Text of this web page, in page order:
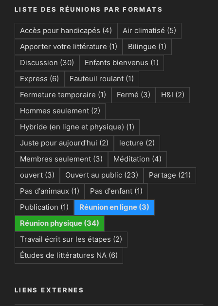
LISTE DES RÉUNIONS PAR FORMATS
Accès pour handicapés (4) Air climatisé (5)
Apporter votre littérature (1) Bilingue (1)
Discussion (30) Enfants bienvenus (1)
Express (6) Fauteuil roulant (1)
Fermeture temporaire (1) Fermé (3) H&I (2)
Hommes seulement (2)
Hybride (en ligne et physique) (1)
Juste pour aujourd'hui (2) lecture (2)
Membres seulement (3) Méditation (4)
ouvert (3) Ouvert au public (23) Partage (21)
Pas d'animaux (1) Pas d'enfant (1)
Publication (1) Réunion en ligne (3)
Réunion physique (34)
Travail écrit sur les étapes (2)
Études de littératures NA (6)
LIENS EXTERNES